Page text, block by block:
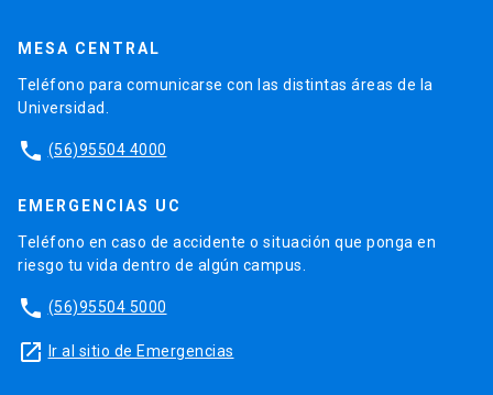
MESA CENTRAL
Teléfono para comunicarse con las distintas áreas de la
Universidad.
phone (56)95504 4000
EMERGENCIAS UC
Teléfono en caso de accidente o situación que ponga en
riesgo tu vida dentro de algún campus.
phone (56)95504 5000
launch Ir al sitio de Emergencias